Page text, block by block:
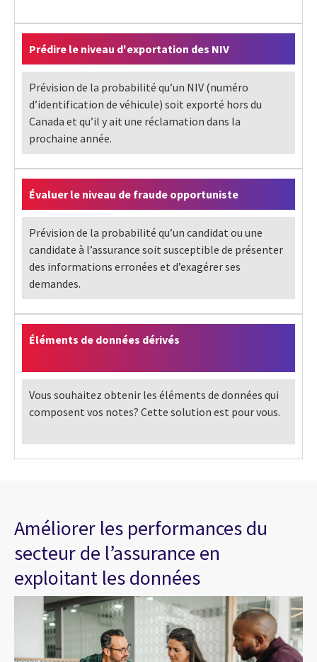
Prédire le niveau d'exportation des NIV
Prévision de la probabilité qu’un NIV (numéro
d’identification de véhicule) soit exporté hors du
Canada et qu’il y ait une réclamation dans la
prochaine année.
Évaluer le niveau de fraude opportuniste
Prévision de la probabilité qu’un candidat ou une
candidate à l’assurance soit susceptible de présenter
des informations erronées et d’exagérer ses
demandes.
Éléments de données dérivés
Vous souhaitez obtenir les éléments de données qui
composent vos notes? Cette solution est pour vous.
Améliorer les performances du
secteur de l’assurance en
exploitant les données